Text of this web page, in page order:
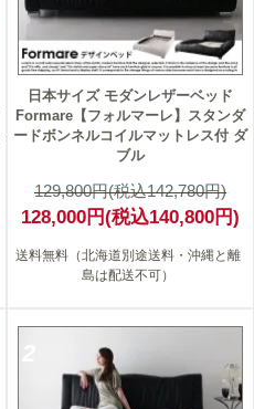
日本サイズ モダンレザーベッド
Formare【フォルマーレ】スタンダ
ードボンネルコイルマットレス付 ダ
ブル
129,800円(税込142,780円)
128,000円(税込140,800円)
送料無料（北海道別途送料・沖縄と離
島は配送不可）